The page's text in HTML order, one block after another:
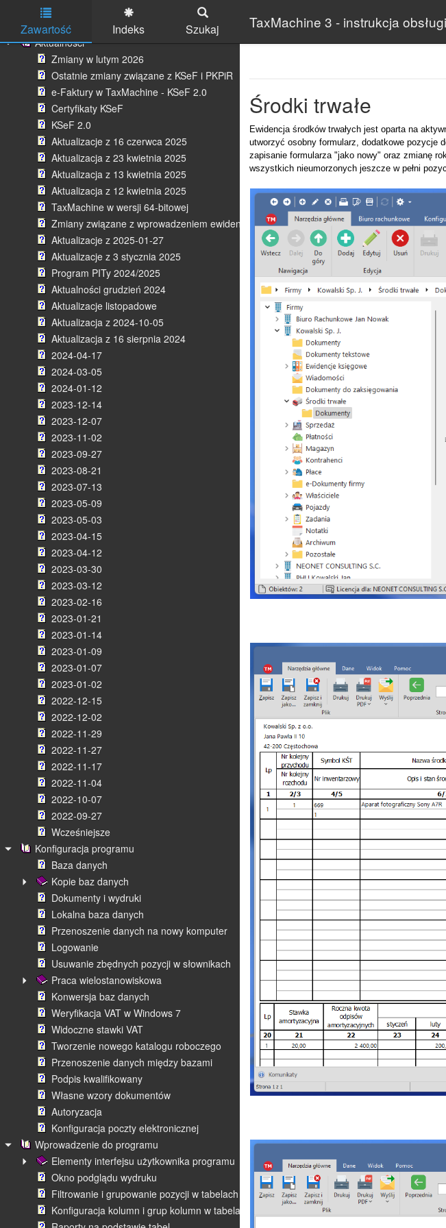
Skip to main content
TaxMachine 3 - instrukcja obsługi
Zawartość Indeks Szukaj
Wpisywanie i aktywowanie licencji
Dane firmy i konto do przelewów
Aktualności
Zmiany w lutym 2026
Ostatnie zmiany związane z KSeF i PKPiR
e-Faktury w TaxMachine - KSeF 2.0
Certyfikaty KSeF
KSeF 2.0
Aktualizacje z 16 czerwca 2025
Aktualizacja z 23 kwietnia 2025
Aktualizacja z 13 kwietnia 2025
Aktualizacja z 12 kwietnia 2025
TaxMachine w wersji 64-bitowej
Zmiany związane z wprowadzeniem ewidencji płatności
Aktualizacje z 2025-01-27
Aktualizacje z 3 stycznia 2025
Program PITy 2024/2025
Aktualności grudzień 2024
Aktualizacje listopadowe
Aktualizacja z 2024-10-05
Aktualizacja z 16 sierpnia 2024
2024-04-17
2024-03-05
2024-01-12
2023-12-14
2023-12-07
2023-11-02
2023-09-27
2023-08-21
2023-07-13
2023-05-09
2023-05-03
2023-04-15
2023-04-12
2023-03-30
2023-03-12
2023-02-16
2023-01-21
2023-01-14
2023-01-09
2023-01-07
2023-01-02
2022-12-15
2022-12-02
2022-11-29
2022-11-27
2022-11-17
2022-11-04
2022-10-07
2022-09-27
Wcześniejsze
Konfiguracja programu
Baza danych
Kopie baz danych
Dokumenty i wydruki
Lokalna baza danych
Przenoszenie danych na nowy komputer
Logowanie
Usuwanie zbędnych pozycji w słownikach
Praca wielostanowiskowa
Konwersja baz danych
Weryfikacja VAT w Windows 7
Widoczne stawki VAT
Tworzenie nowego katalogu roboczego
Przenoszenie danych między bazami
Podpis kwalifikowany
Własne wzory dokumentów
Autoryzacja
Konfiguracja poczty elektronicznej
Wprowadzenie do programu
Elementy interfejsu użytkownika programu
Okno podglądu wydruku
Filtrowanie i grupowanie pozycji w tabelach
Konfiguracja kolumn i grup kolumn w tabelach
Środki trwałe
Ewidencja środków trwałych jest oparta na
utworzyć osobny formularz, dodatkowe pozycje
zapisanie formularza "jako nowy" oraz zmianę
wszystkich nieumorzonych jeszcze w pełni